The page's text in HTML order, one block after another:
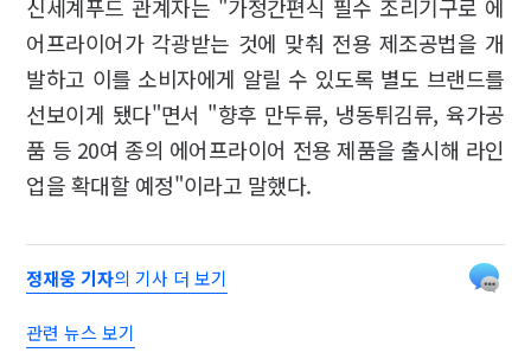
신세계푸드 관계자는 "가정간편식 필수 조리기구로 에
어프라이어가 각광받는 것에 맞춰 전용 제조공법을 개
발하고 이를 소비자에게 알릴 수 있도록 별도 브랜드를
선보이게 됐다"면서 "향후 만두류, 냉동튀김류, 육가공
품 등 20여 종의 에어프라이어 전용 제품을 출시해 라인
업을 확대할 예정"이라고 말했다.
정재웅 기자의 기사 더 보기
관련 뉴스 보기